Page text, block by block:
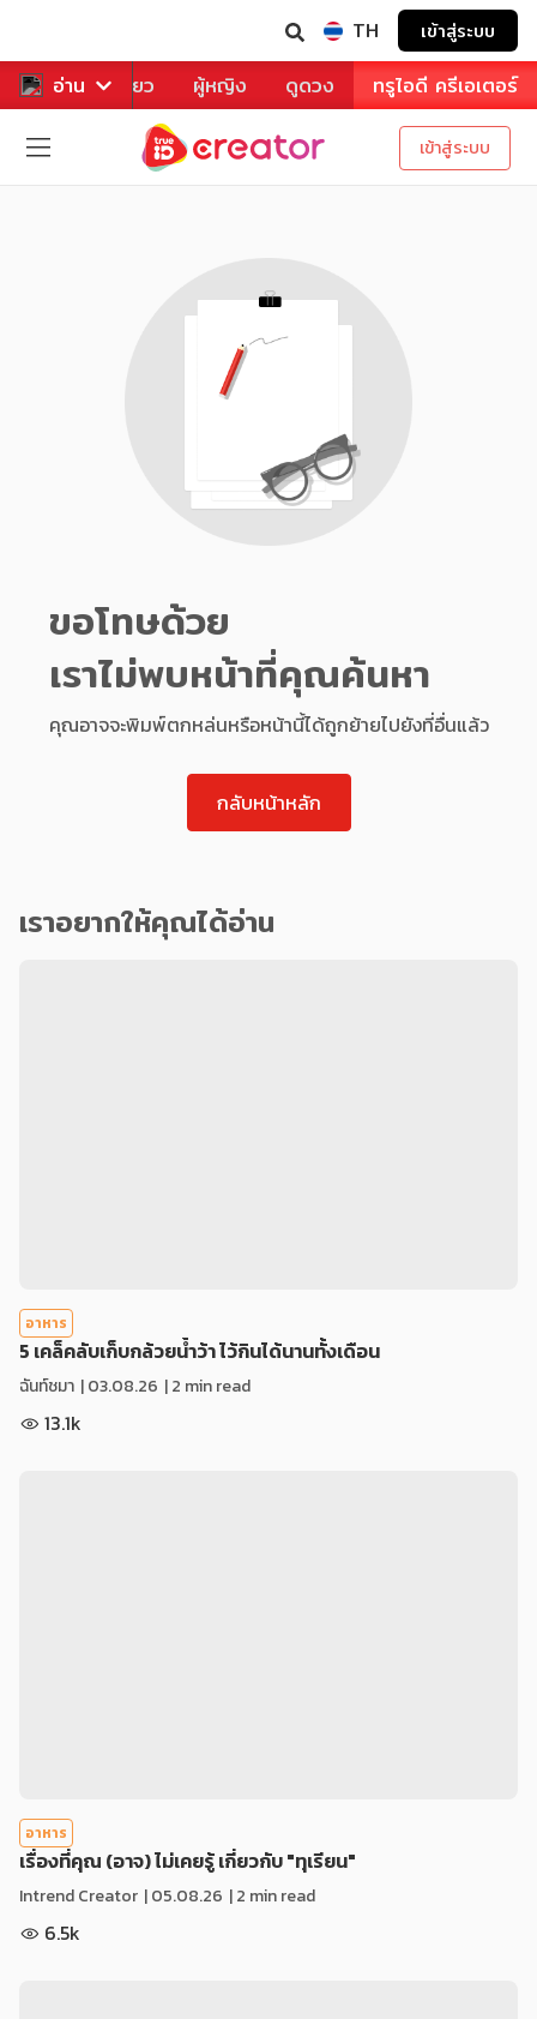
TH เข้าสู่ระบบ
อ่าน
หาร ท่องเที่ยว ผู้หญิง ดูดวง ทรูไอดี ครีเอเตอร์
เข้าสู่ระบบ
ขอโทษด้วย
เราไม่พบหน้าที่คุณค้นหา
คุณอาจจะพิมพ์ตกหล่นหรือหน้านี้ได้ถูกย้ายไปยังที่อื่นแล้ว
กลับหน้าหลัก
เราอยากให้คุณได้อ่าน
อาหาร
5 เคล็คลับเก็บกล้วยน้ำว้า ไว้กินได้นานทั้งเดือน
ฉันท์ชมา |03.08.26 | 2 min read
13.1k
อาหาร
เรื่องที่คุณ (อาจ) ไม่เคยรู้ เกี่ยวกับ "ทุเรียน"
Intrend Creator |05.08.26 | 2 min read
6.5k